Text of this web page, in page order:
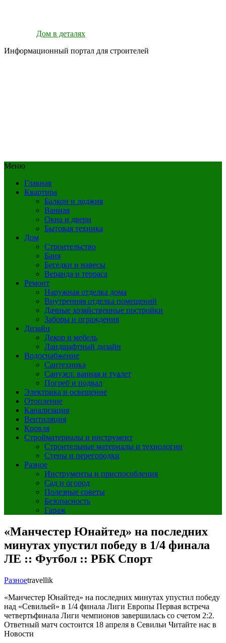
Дом в деталях
Информационный портал для строителей
Меню
Главная
Квартира
Балкон и лоджия
Ванная
Окна и двери
Бытовая техника
Дом
Строительство
Баня
Беседки и навесы
Веранда и терраса
Ремонт
Наружная отделка дома
Внутренняя отделка помещений
Дачные хозяйственные постройки
Заборы и ограждения
Дизайн
Декор и мебель
Ландшафтный дизайн
Водоснабжение
Сантехника
Санузел: ванная и туалет
Погреб и подвал
Электрика и освещение
Отопление
Канализация
Вентиляция
Кровля
Стройматериалы и инструмент
Строительные материалы и технологии
Стены и перегородки
Разное
Инструменты и приспособления
Сад и огород
Полезные советы
Безопасность
Гараж
«Манчестер Юнайтед» на последних
минутах упустил победу в 1/4 финала
ЛЕ :: Футбол :: РБК Спорт
Разноеtravellik
«Манчестер Юнайтед» на последних минутах упустил победу
над «Севильей» в 1/4 финала Лиги Европы Первая встреча
четвертьфинала Лиги чемпионов завершилась со счетом 2:2.
Ответный матч состоится 18 апреля в Севильи Читайте нас в
Новости